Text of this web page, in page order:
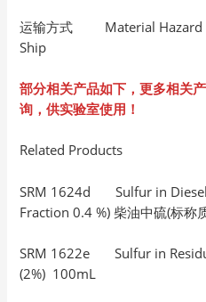
运输方式 Material Hazard
Ship
部分相关产品如下，更多相关
询，供实验室使用！
Related Products
SRM 1624d Sulfur in Diesel
Fraction 0.4 %) 柴油中硫(标
SRM 1622e Sulfur in
(2%) 100mL